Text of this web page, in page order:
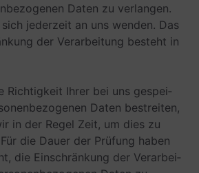
Daten zu ver­lan­gen.
jeder­zeit an uns wen­den. Das
der Ver­ar­bei­tung besteht in
Rich­tig­keit Ihrer bei uns gespei­
Daten bestrei­ten,
in der Regel Zeit, um dies zu
die Dauer der Prü­fung haben
die Ein­schrän­kung der Ver­ar­bei­